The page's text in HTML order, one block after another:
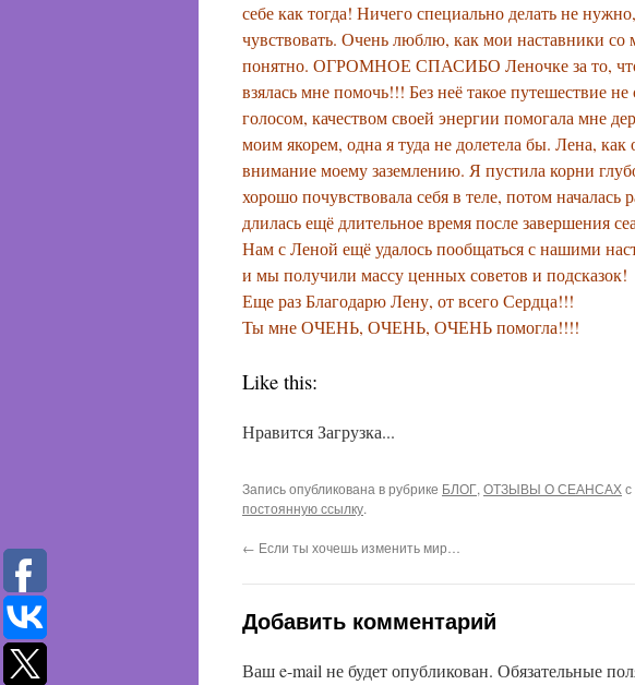
себе как тогда! Ничего специально делать не
чувствовать. Очень люблю, как мои наставники со
понятно. ОГРОМНОЕ СПАСИБО Леночке за то, что,
взялась мне помочь!!! Без неё такое путешествие
голосом, качеством своей энергии помогала мне
моим якорем, одна я туда не долетела бы. Лена,
внимание моему заземлению. Я пустила корни
хорошо почувствовала себя в теле, потом
длилась ещё длительное время после завершения
Нам с Леной ещё удалось пообщаться с нашими
и мы получили массу ценных советов и подсказок!
Еще раз Благодарю Лену, от всего Сердца!!!
Ты мне ОЧЕНЬ, ОЧЕНЬ, ОЧЕНЬ помогла!!!!
Like this:
НравитсяЗагрузка...
Запись опубликована в рубрике БЛОГ,ОТЗЫВЫ О СЕАНСАХ
постоянную ссылку.
← Если ты хочешь изменить мир…
Добавить комментарий
Ваш e-mail не будет опубликован. Обязательные